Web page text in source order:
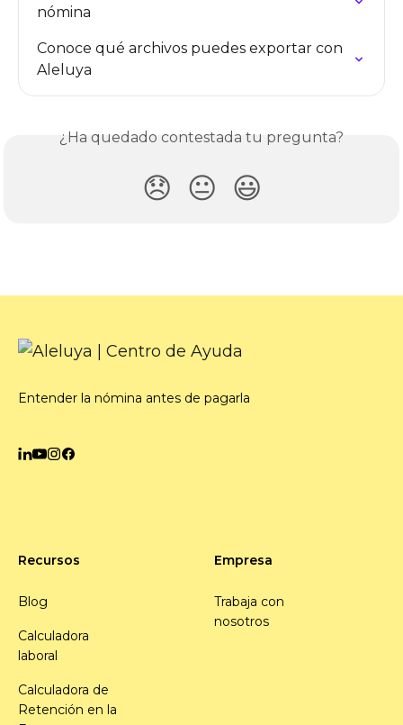
nómina
Conoce qué archivos puedes exportar con
Aleluya
¿Ha quedado contestada tu pregunta?
😞 😐 😃
Entender la nómina antes de pagarla
Recursos
Blog
Calculadora
laboral
Calculadora de
Retención en la
Empresa
Trabaja con
nosotros